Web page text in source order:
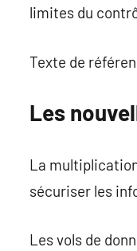
limites du
Texte de
Les
La
sécuriser les
Les vols de